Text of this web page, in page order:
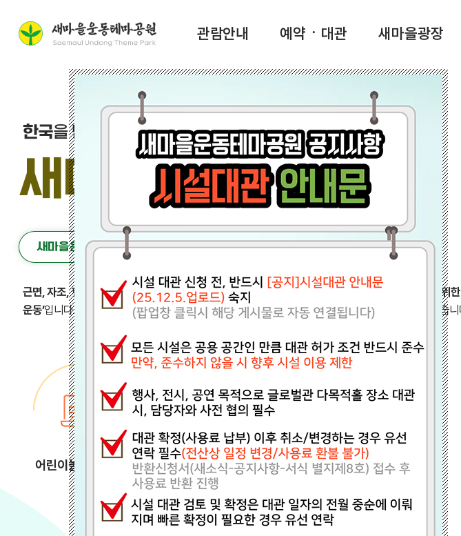
관람안내 예약ㆍ대관 새마을광장
한국을 넘어 로 전파되는새마을운동의 본산
새마을운동테마공원
새마을운동이란?
근면, 자조, 협동 정신을 바탕으로“잘 살아보세~”를 외치며 국민과 국가의 의지가 결합된
‘잘 살기 위한
운동’입니다. 새마을운동테마공원은 새마을운동의 정신과 성과를 계승하고 기념하기위해 조성되었습니
어린이놀이터 예약 예약확인/취소 대관신청